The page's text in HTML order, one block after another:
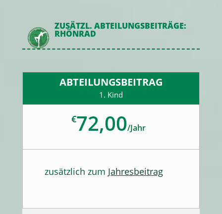
ZUSÄTZL. ABTEILUNGSBEITRÄGE:
RHÖNRAD
ABTEILUNGSBEITRAG
1. Kind
€72,00/Jahr
zusätzlich zum Jahresbeitrag